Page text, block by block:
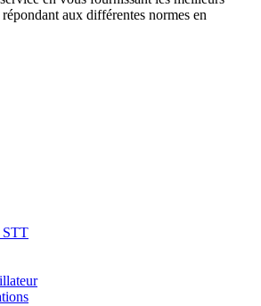
aux différentes normes en
STT